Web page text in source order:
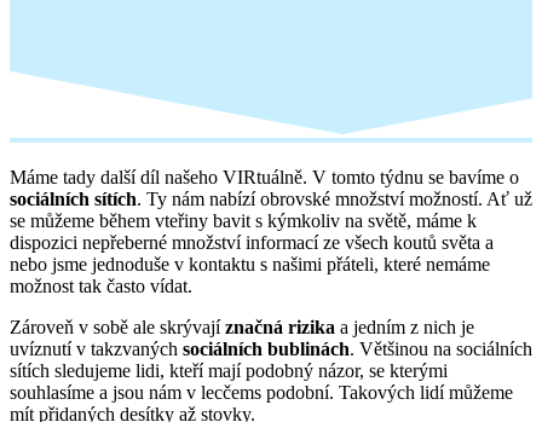
Máme tady další díl našeho VIRtuálně. V tomto týdnu se bavíme o
sociálních sítích. Ty nám nabízí obrovské množství možností. Ať už
se můžeme během vteřiny bavit s kýmkoliv na světě, máme k
dispozici nepřeberné množství informací ze všech koutů světa a
nebo jsme jednoduše v kontaktu s našimi přáteli, které nemáme
možnost tak často vídat.
Zároveň v sobě ale skrývajíznačná rizika a jedním z nich je
uvíznutí v takzvaných sociálních bublinách. Většinou na sociálních
sítích sledujeme lidi, kteří mají podobný názor, se kterými
souhlasíme a jsou nám v lecčems podobní. Takových lidí můžeme
mít přidaných desítky až stovky.